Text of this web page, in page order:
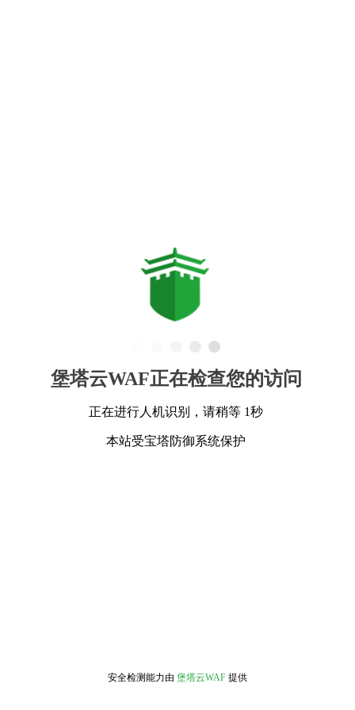
堡塔云WAF正在检查您的访问
正在进行人机识别，请稍等 1秒
本站受宝塔防御系统保护
安全检测能力由 堡塔云WAF 提供